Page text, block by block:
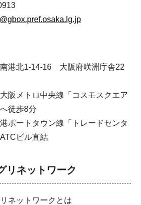
港北1-14-16 大阪府咲洲庁舎22
阪メトロ中央線「コスモスクエア
徒歩8分
ポートタウン線「トレードセンタ
ビル直結
リネットワーク
ネットワークとは